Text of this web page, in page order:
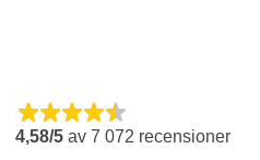
4,58/5 av 7 072 recensioner